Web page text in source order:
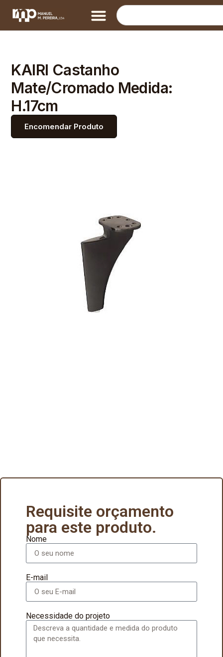
KAIRI Castanho
Mate/Cromado Medida:
H.17cm
Encomendar Produto
Requisite orçamento
para este produto.
Nome
E-mail
Necessidade do projeto